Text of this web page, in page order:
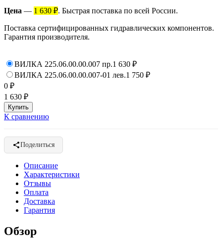
Цена — 1 630 ₽. Быстрая поставка по всей России.
Поставка сертифицированных гидравлических компонентов.
Гарантия производителя.
ВИЛКА 225.06.00.00.007 пр.1 630 ₽
ВИЛКА 225.06.00.00.007-01 лев.1 750 ₽
0 ₽
1 630 ₽
К сравнению
Поделиться
Описание
Характеристики
Отзывы
Оплата
Доставка
Гарантия
Обзор